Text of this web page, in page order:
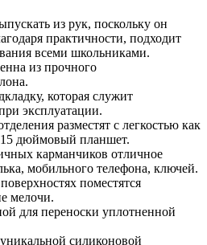
из рук, поскольку он
практичности, подходит
всеми школьниками.
из прочного
которая служит
эксплуатации.
разместят с легкостью как
дюймовый планшет.
карманчиков отличное
мобильного телефона, ключей.
поместятся
мелочи.
для переноски уплотненной
силиконовой